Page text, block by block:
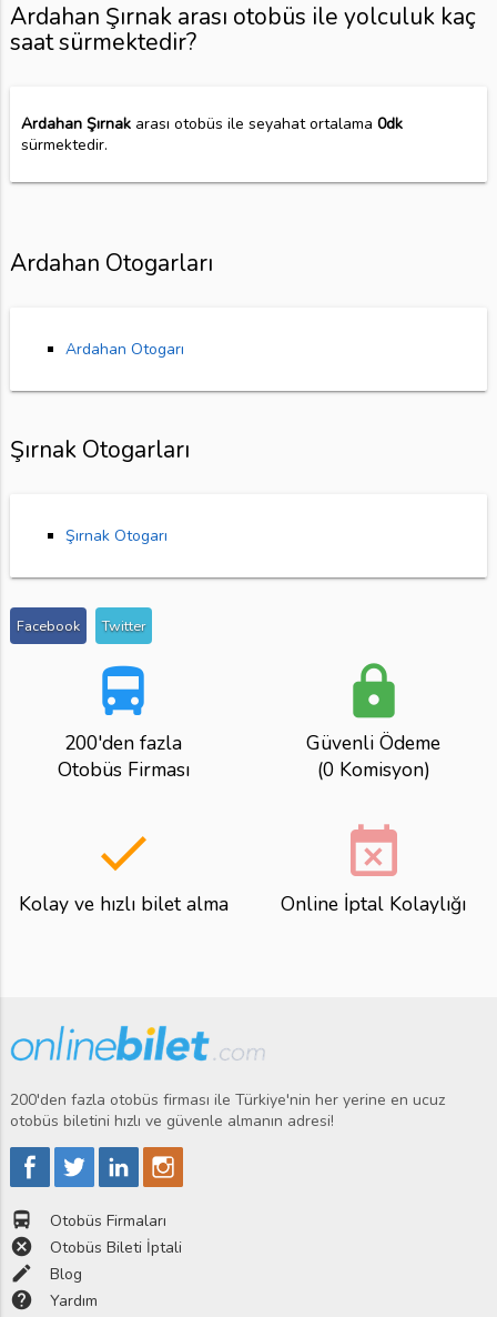
Ardahan Şırnak arası otobüs ile yolculuk kaç
saat sürmektedir?
Ardahan Şırnakarası otobüs ile seyahat ortalama 0dk
sürmektedir.
Ardahan Otogarları
Ardahan Otogarı
Şırnak Otogarları
Şırnak Otogarı
Facebook Twitter
directions_bus
200'den fazla
Otobüs Firması
lock
Güvenli Ödeme
(0 Komisyon)
done
Kolay ve hızlı bilet alma
event_busy
Online İptal Kolaylığı
200'den fazla otobüs firması ile Türkiye'nin her yerine en ucuz
otobüs biletini hızlı ve güvenle almanın adresi!
directions_bus Otobüs Firmaları
cancel Otobüs Bileti İptali
edit Blog
help Yardım